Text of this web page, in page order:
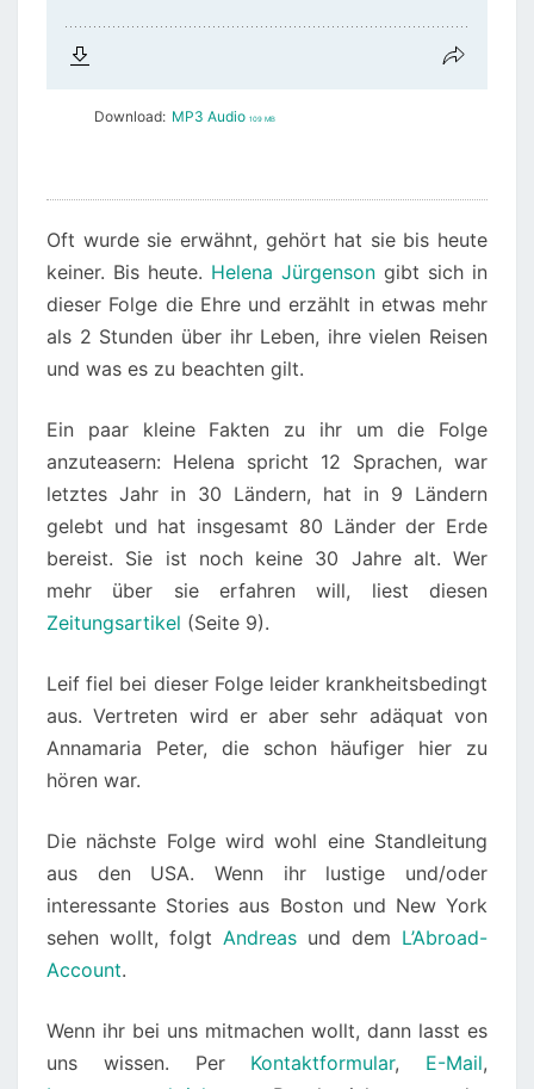
Download: MP3 Audio 109 MB
Oft wurde sie erwähnt, gehört hat sie bis heute
keiner. Bis heute. Helena Jürgenson gibt sich in
dieser Folge die Ehre und erzählt in etwas mehr
als 2 Stunden über ihr Leben, ihre vielen Reisen
und was es zu beachten gilt.
Ein paar kleine Fakten zu ihr um die Folge
anzuteasern: Helena spricht 12 Sprachen, war
letztes Jahr in 30 Ländern, hat in 9 Ländern
gelebt und hat insgesamt 80 Länder der Erde
bereist. Sie ist noch keine 30 Jahre alt. Wer
mehr über sie erfahren will, liest diesen
Zeitungsartikel (Seite 9).
Leif fiel bei dieser Folge leider krankheitsbedingt
aus. Vertreten wird er aber sehr adäquat von
Annamaria Peter, die schon häufiger hier zu
hören war.
Die nächste Folge wird wohl eine Standleitung
aus den USA. Wenn ihr lustige und/oder
interessante Stories aus Boston und New York
sehen wollt, folgt Andreas und dem L’Abroad-
Account.
Wenn ihr bei uns mitmachen wollt, dann lasst es
uns wissen. Per Kontaktformular, E-Mail,